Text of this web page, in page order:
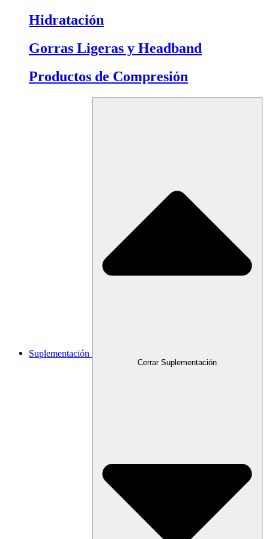
Hidratación
Gorras Ligeras y Headband
Productos de Compresión
Suplementación
Cerrar Suplementación